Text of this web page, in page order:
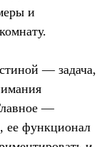
и
— задача,
—
ее функционал